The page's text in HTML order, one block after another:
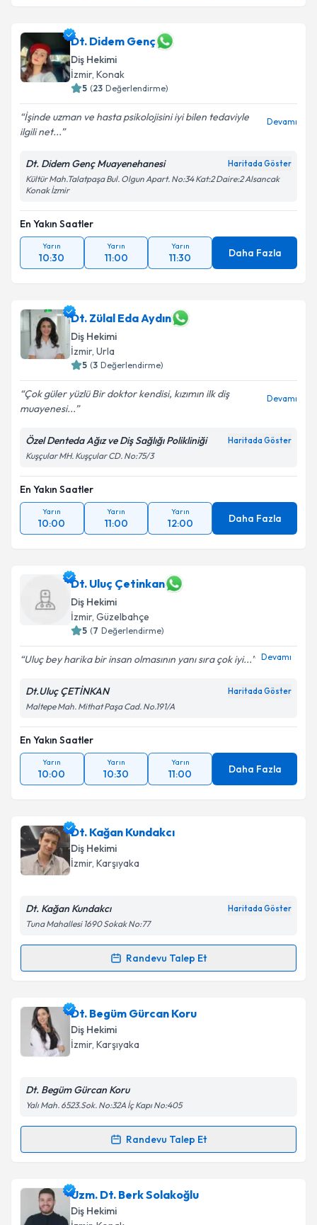
Dt. Didem Genç
Diş Hekimi
İzmir, Konak
5 (23 Değerlendirme)
İşinde uzman ve hasta psikolojisini iyi bilen tedaviyle
ilgili net...
Devamı
Dt. Didem Genç Muayenehanesi Haritada Göster
Kültür Mah.Talatpaşa Bul. Olgun Apart. No:34 Kat:2 Daire:2 Alsancak
Konak İzmir
En Yakın Saatler
Yarın
10:30
Yarın
11:00
Yarın
11:30 Daha Fazla
Dt. Zülal Eda Aydın
Diş Hekimi
İzmir, Urla
5 (3 Değerlendirme)
Çok güler yüzlü Bir doktor kendisi, kızımın ilk diş
muayenesi...
Devamı
Özel Denteda Ağız ve Diş Sağlığı Polikliniği Haritada Göster
Kuşçular MH. Kuşçular CD. No:75/3
En Yakın Saatler
Yarın
10:00
Yarın
11:00
Yarın
12:00 Daha Fazla
Dt. Uluç Çetinkan
Diş Hekimi
İzmir, Güzelbahçe
5 (7 Değerlendirme)
Uluç bey harika bir insan olmasının yanı sıra çok iyi... Devamı
Dt.Uluç ÇETİNKAN Haritada Göster
Maltepe Mah. Mithat Paşa Cad. No.191/A
En Yakın Saatler
Yarın
10:00
Yarın
10:30
Yarın
11:00 Daha Fazla
Dt. Kağan Kundakcı
Diş Hekimi
İzmir, Karşıyaka
Dt. Kağan Kundakcı Haritada Göster
Tuna Mahallesi 1690 Sokak No:77
Randevu Talep Et
Randevu Takvimi Talebi
Dt. Kağan Kundakcıiçin randevu takvimi talebi
oluşturun. Size bu uzmandan randevu almanız için bir
takvim hazırlandığında e-posta ile bilgilendireceğiz.
Kişisel verilerimin işlenmesine ilişkin
Metni'ni okudum ve kişisel verilerimin belirtilen
Takvim Talebini Gönder
Dt. Begüm Gürcan Koru
Diş Hekimi
İzmir, Karşıyaka
Dt. Begüm Gürcan Koru
Yalı Mah. 6523.Sok. No:32A İç Kapı No:405
Randevu Talep Et
Randevu Takvimi Talebi
Dt. Begüm Gürcan Koruiçin randevu takvimi talebi
oluşturun. Size bu uzmandan randevu almanız için bir
takvim hazırlandığında e-posta ile bilgilendireceğiz.
Uzm. Dt. Berk Solakoğlu
Diş Hekimi